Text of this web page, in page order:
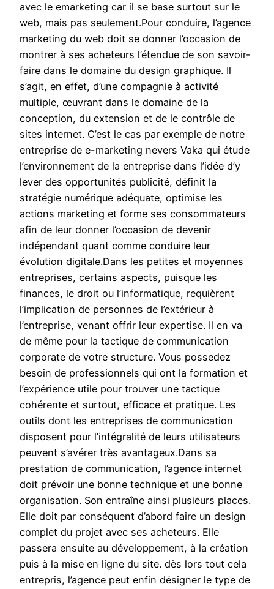
avec le emarketing car il se base surtout sur le
web, mais pas seulement.Pour conduire, l’agence
marketing du web doit se donner l’occasion de
montrer à ses acheteurs l’étendue de son savoir-
faire dans le domaine du design graphique. Il
s’agit, en effet, d’une compagnie à activité
multiple, œuvrant dans le domaine de la
conception, du extension et de le contrôle de
sites internet. C’est le cas par exemple de notre
entreprise de e-marketing nevers Vaka qui étude
l’environnement de la entreprise dans l’idée d’y
lever des opportunités publicité, définit la
stratégie numérique adéquate, optimise les
actions marketing et forme ses consommateurs
afin de leur donner l’occasion de devenir
indépendant quant comme conduire leur
évolution digitale.Dans les petites et moyennes
entreprises, certains aspects, puisque les
finances, le droit ou l’informatique, requièrent
l’implication de personnes de l’extérieur à
l’entreprise, venant offrir leur expertise. Il en va
de même pour la tactique de communication
corporate de votre structure. Vous possedez
besoin de professionnels qui ont la formation et
l’expérience utile pour trouver une tactique
cohérente et surtout, efficace et pratique. Les
outils dont les entreprises de communication
disposent pour l’intégralité de leurs utilisateurs
peuvent s’avérer très avantageux.Dans sa
prestation de communication, l’agence internet
doit prévoir une bonne technique et une bonne
organisation. Son entraîne ainsi plusieurs places.
Elle doit par conséquent d’abord faire un design
complet du projet avec ses acheteurs. Elle
passera ensuite au développement, à la création
puis à la mise en ligne du site. dès lors tout cela
entrepris, l’agence peut enfin désigner le type de